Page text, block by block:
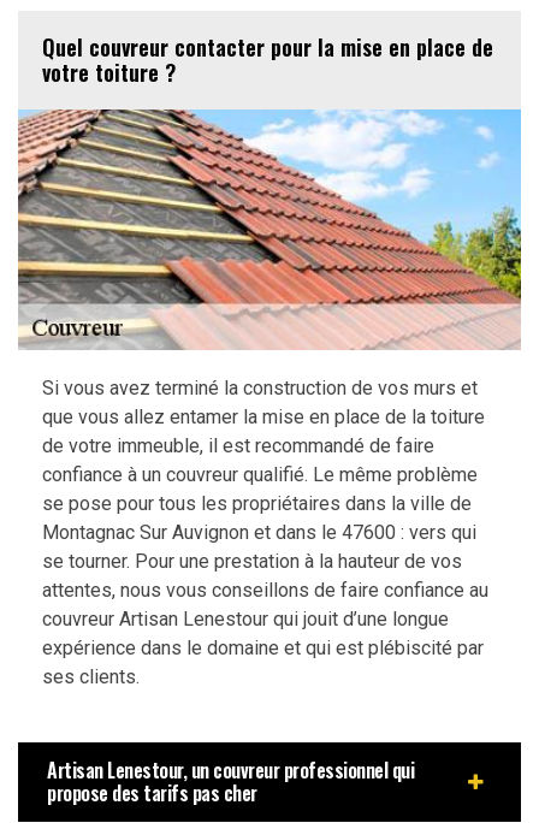
Quel couvreur contacter pour la mise en place de
votre toiture ?
Si vous avez terminé la construction de vos murs et
que vous allez entamer la mise en place de la toiture
de votre immeuble, il est recommandé de faire
confiance à un couvreur qualifié. Le même problème
se pose pour tous les propriétaires dans la ville de
Montagnac Sur Auvignon et dans le 47600 : vers qui
se tourner. Pour une prestation à la hauteur de vos
attentes, nous vous conseillons de faire confiance au
couvreur Artisan Lenestour qui jouit d’une longue
expérience dans le domaine et qui est plébiscité par
ses clients.
Artisan Lenestour, un couvreur professionnel qui
propose des tarifs pas cher